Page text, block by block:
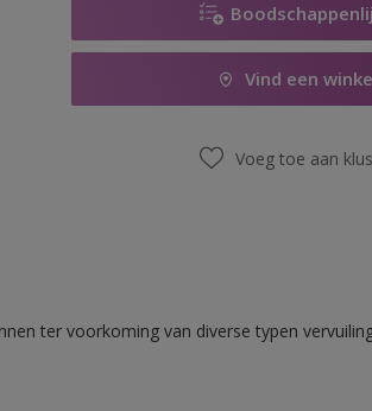
Vind een
Voeg toe aan klus
ter voorkoming van diverse typen